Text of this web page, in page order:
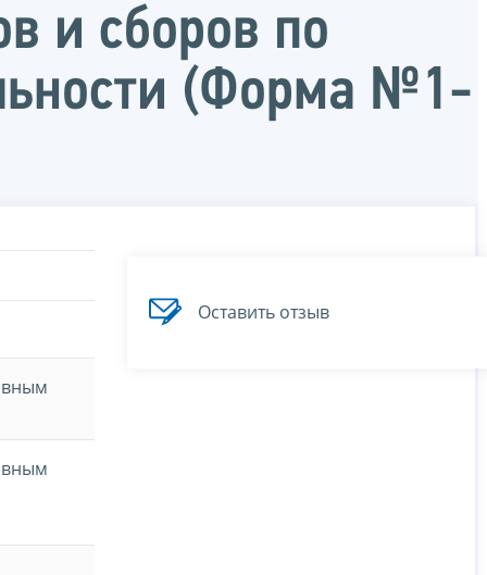
и сборов по
(Форма №1-
Оставить отзыв